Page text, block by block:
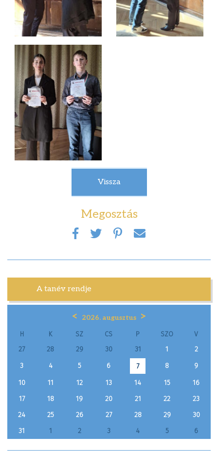
A tanév rendje
< 2026. augusztus >
H K SZ CS P SZO
V
27
28 29 30 31 1
2
3
4 5 6 7 8 9
10 11 12 13 14 15
16
17
18 19 20 21 22
23
24
25 26 27 28 29
30
31
1 2 3 4 5 6
Vissza
Megosztás